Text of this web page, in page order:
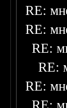
RE:
RE:
RE:
RE:
RE: